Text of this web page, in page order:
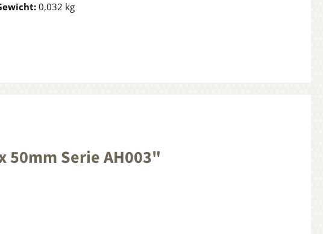
0,032 kg
Serie AH003"